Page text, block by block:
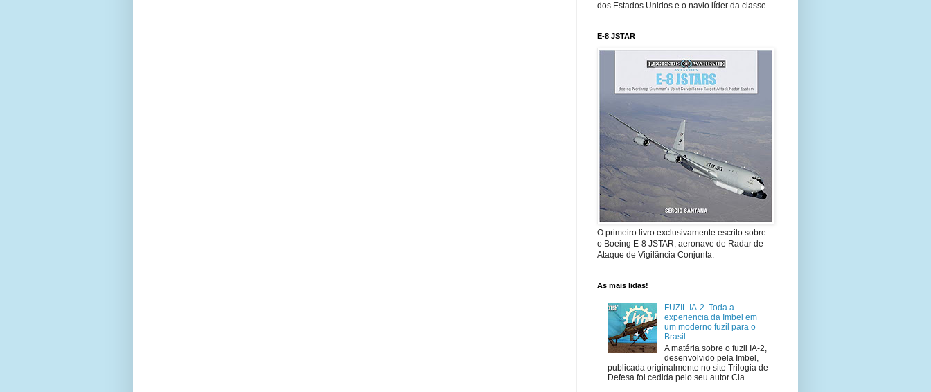
dos Estados Unidos e o navio líder da classe.
E-8 JSTAR
O primeiro livro exclusivamente escrito sobre
o Boeing E-8 JSTAR, aeronave de Radar de
Ataque de Vigilância Conjunta.
As mais lidas!
FUZIL IA-2. Toda a
experiencia da Imbel em
um moderno fuzil para o
Brasil
A matéria sobre o fuzil IA-2,
desenvolvido pela Imbel,
publicada originalmente no site Trilogia de
Defesa foi cedida pelo seu autor Cla...